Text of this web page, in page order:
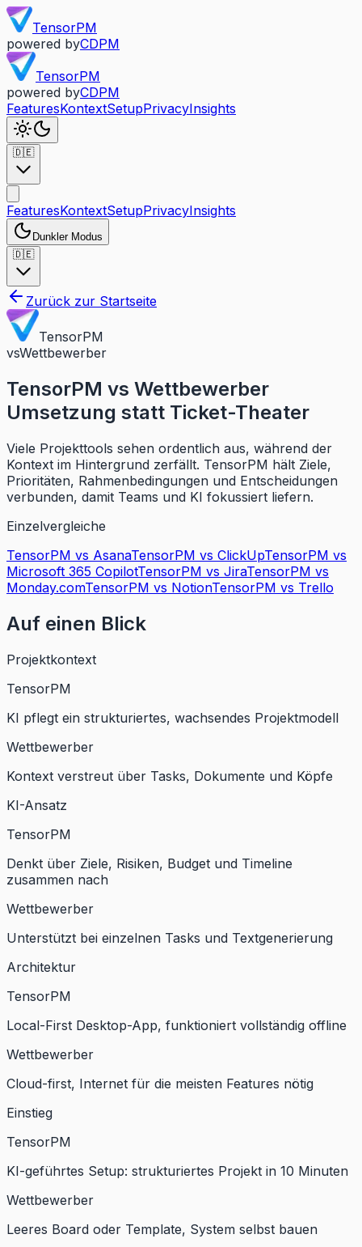
TensorPM
powered byCDPM
TensorPM
powered byCDPM
FeaturesKontextSetupPrivacyInsights
🇩🇪
FeaturesKontextSetupPrivacyInsights
Dunkler Modus
🇩🇪
Zurück zur Startseite
TensorPM
vsWettbewerber
TensorPM vs Wettbewerber
Umsetzung statt Ticket-Theater
Viele Projekttools sehen ordentlich aus, während der
Kontext im Hintergrund zerfällt. TensorPM hält Ziele,
Prioritäten, Rahmenbedingungen und Entscheidungen
verbunden, damit Teams und KI fokussiert liefern.
Einzelvergleiche
TensorPM vs AsanaTensorPM vs ClickUpTensorPM vs
Microsoft 365 CopilotTensorPM vs JiraTensorPM vs
Monday.comTensorPM vs NotionTensorPM vs Trello
Auf einen Blick
Projektkontext
TensorPM
KI pflegt ein strukturiertes, wachsendes Projektmodell
Wettbewerber
Kontext verstreut über Tasks, Dokumente und Köpfe
KI-Ansatz
TensorPM
Denkt über Ziele, Risiken, Budget und Timeline
zusammen nach
Wettbewerber
Unterstützt bei einzelnen Tasks und Textgenerierung
Architektur
TensorPM
Local-First Desktop-App, funktioniert vollständig offline
Wettbewerber
Cloud-first, Internet für die meisten Features nötig
Einstieg
TensorPM
KI-geführtes Setup: strukturiertes Projekt in 10 Minuten
Wettbewerber
Leeres Board oder Template, System selbst bauen